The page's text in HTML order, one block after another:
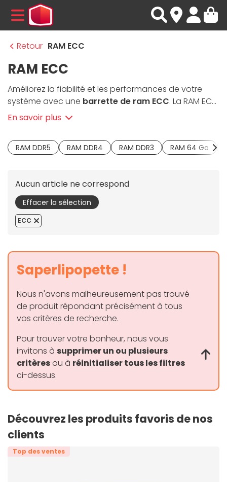
MENU
Retour RAM ECC
RAM ECC
Améliorez la fiabilité et les performances de votre
système avec une barrette de ram ECC. La RAM ECC
est untype de mémoire vive
corriger les erreurs de données les plus courantes. La
mémoire ECCpermet ainsi de protéger contre les
défaillances systémiques et les corruptions de
surveillance élevé, la ram ECC est nécessaire pour
serveurs et les stations de calcul
bases de données volumineuses. Outre sa capacité
d'auto-correction, la
mémoire ECC vous permet d'aborder vos projets
critiques avec une confiance renforcée.
En savoir plus
RAM DDR5 RAM DDR4 RAM DDR3 RAM 64 Go
Aucun article ne correspond
Effacer la sélection
ECC
Saperlipopette !
Nous n'avons malheureusement pas trouvé
de produit répondant précisément à tous
vos critères de recherche.
Pour trouver votre bonheur, nous vous
invitons à supprimer un ou plusieurs
critèresou à réinitialiser tous les filtres
ci-dessus.
Découvrez les produits favoris de nos
clients
Top des ventes